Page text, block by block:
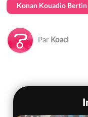
Konan Kouadio Bertin
Par Koaci